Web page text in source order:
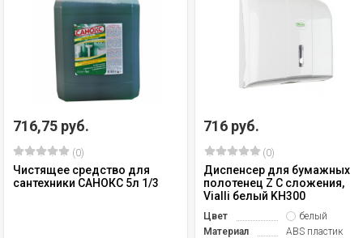
716,75 руб.
(0)
Чистящее средство для
сантехники САНОКС 5л 1/3
716 руб.
(0)
Диспенсер для бумажных
полотенец Z C сложения,
Vialli белый KH300
Цвет
белый
Материал
ABS пластик